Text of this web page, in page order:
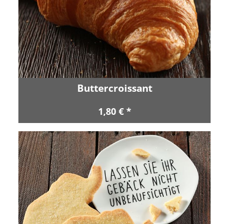
Buttercroissant
1,80 € *